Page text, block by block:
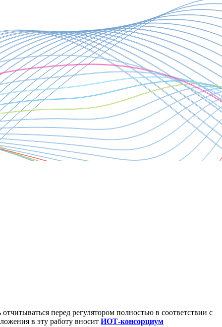
перед регулятором полностью в соответствии с
в эту работу вносит ИОТ-консорциум